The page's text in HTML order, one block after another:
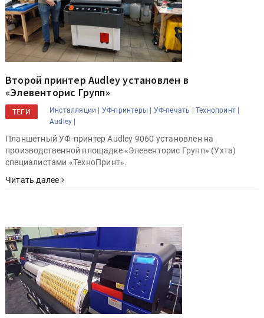
Второй принтер Audley установлен в
«Элевенторис Групп»
ТЕГИ Инсталляции | УФ-принтеры | УФ-печать | Технопринт |
Audley |
Планшетный УФ-принтер Audley 9060 установлен на
производственной площадке «Элевенторис Групп» (Ухта)
специалистами «ТехноПринт».
Читать далее